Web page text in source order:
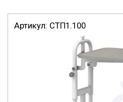
Артикул: СТП1.100